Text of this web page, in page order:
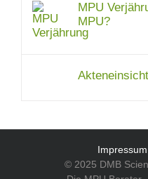
MPU
MPU?
Impressum
© 2025 DMB